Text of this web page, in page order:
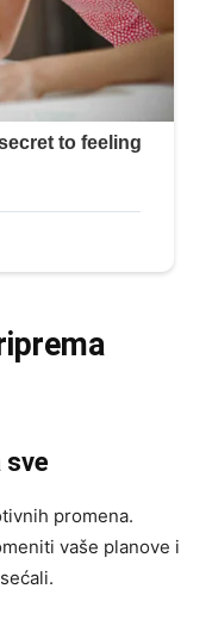
sve
promena.
vaše planove i